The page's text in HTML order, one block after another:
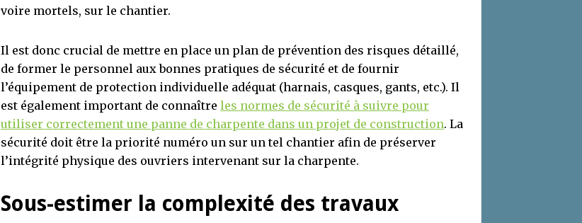
voire mortels, sur le chantier.
Il est donc crucial de mettre en place un plan de prévention des risques détaillé,
de former le personnel aux bonnes pratiques de sécurité et de fournir
l’équipement de protection individuelle adéquat (harnais, casques, gants, etc.). Il
est également important de connaître les normes de sécurité à suivre pour
utiliser correctement une panne de charpente dans un projet de construction. La
sécurité doit être la priorité numéro un sur un tel chantier afin de préserver
l’intégrité physique des ouvriers intervenant sur la charpente.
Sous-estimer la complexité des travaux